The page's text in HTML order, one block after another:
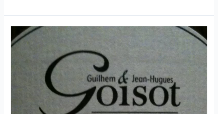
d’Auxerre
–
Corps
de